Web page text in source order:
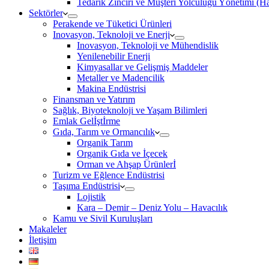
Tedarik Zinciri ve Müşteri Yolculuğu Yönetimi
Sektörler
Perakende ve Tüketici Ürünleri
Inovasyon, Teknoloji ve Enerji
Inovasyon, Teknoloji ve Mühendislik
Yenilenebilir Enerji
Kimyasallar ve Gelişmiş Maddeler
Metaller ve Madencilik
Makina Endüstrisi
Finansman ve Yatırım
Sağlık, Biyoteknoloji ve Yaşam Bilimleri
Emlak Gelİştİrme
Gıda, Tarım ve Ormancılık
Organik Tarım
Organik Gıda ve İçecek
Orman ve Ahşap Ürünlerİ
Turizm ve Eğlence Endüstrisi
Taşıma Endüstrisi
Lojistik
Kara – Demir – Deniz Yolu – Havacılık
Kamu ve Sivil Kuruluşları
Makaleler
İletişim